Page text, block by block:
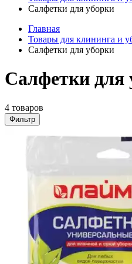
Салфетки для уборки
Главная
Товары для клининга и
Салфетки для уборки
Салфетки для
4 товаров
Фильтр